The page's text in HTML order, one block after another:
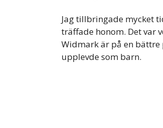
Jag tillbringade mycket
träffade honom. Det var
Widmark är på en
upplevde som barn.